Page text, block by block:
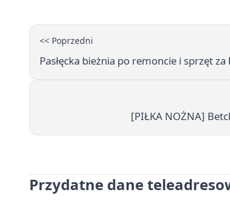
<< Poprzedni
Pasłęcka bieżnia po remoncie i sprzęt
[PIŁKA NOŻNA]
Przydatne dane